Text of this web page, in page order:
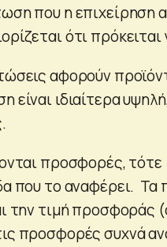
που η επιχείρηση
ότι
αφορούν
είναι ιδιαίτερα
προσφορές,
που το αναφέρει. Τα
την τιμή προσφοράς
προσφορές συχνά